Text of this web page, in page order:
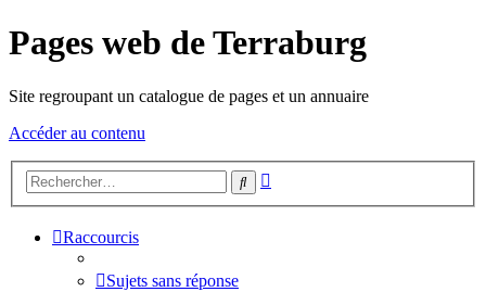
Pages web de Terraburg
Site regroupant un catalogue de pages et un annuaire
Accéder au contenu
Rechercher
Raccourcis
Sujets sans réponse